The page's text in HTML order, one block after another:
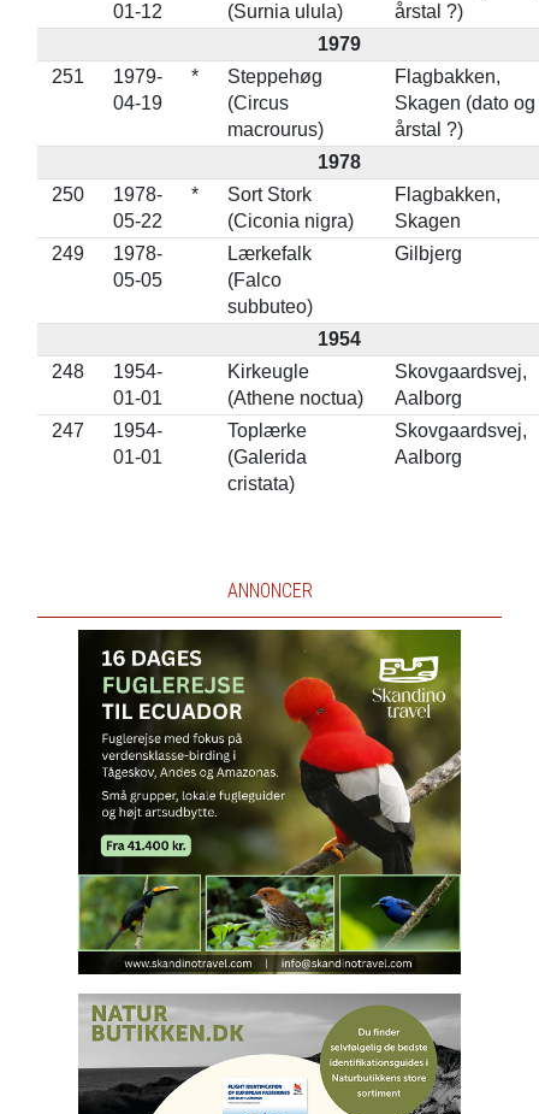
01-12
(Surnia ulula)
årstal ?)
1979
251
1979-
04-19
*
Steppehøg
(Circus
macrourus)
Flagbakken,
Skagen (dato og
årstal ?)
1978
250
1978-
05-22
*
Sort Stork
(Ciconia nigra)
Flagbakken,
Skagen
249
1978-
05-05
Lærkefalk
(Falco
subbuteo)
Gilbjerg
1954
248
1954-
01-01
Kirkeugle
(Athene noctua)
Skovgaardsvej,
Aalborg
247
1954-
01-01
Toplærke
(Galerida
cristata)
Skovgaardsvej,
Aalborg
ANNONCER